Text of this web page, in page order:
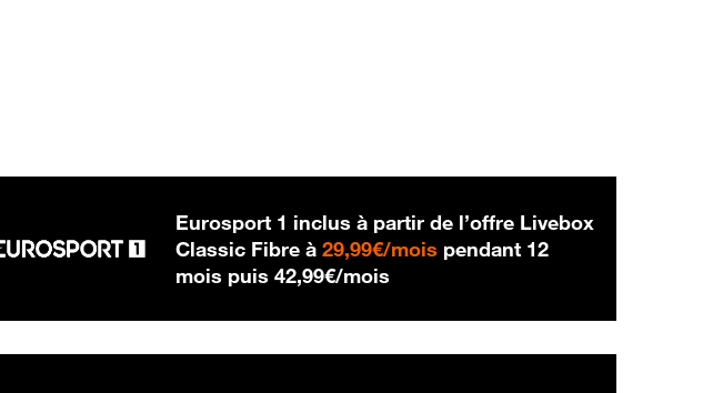
Eurosport 1 inclus à partir de l’offre Livebox
Classic Fibre à29,99€/mois 29,99 € par mois
pendant 12
mois puis42,99€/mois